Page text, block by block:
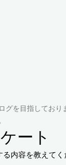
グを目指しており